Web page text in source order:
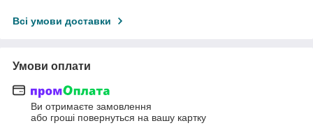
Всі умови доставки
Умови оплати
Ви отримаєте замовлення
або гроші повернуться на вашу картку